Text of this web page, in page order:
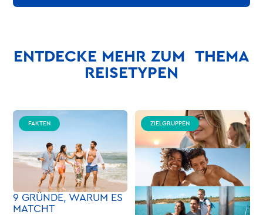
ENTDECKE MEHR ZUM THEMA
REISETYPEN
FAKTEN
9 GRÜNDE, WARUM ES
MATCHT
ZIELGRUPPEN